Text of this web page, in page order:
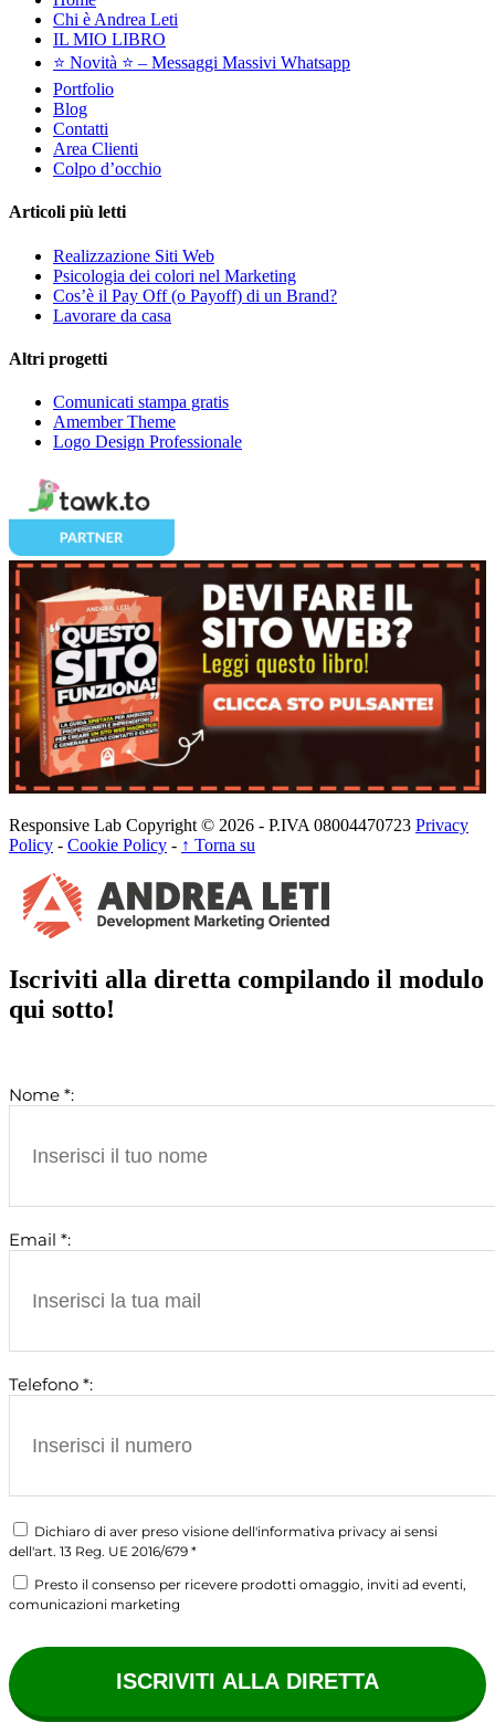
Chi è Andrea Leti
IL MIO LIBRO
⭐️ Novità ⭐️ – Messaggi Massivi Whatsapp
Portfolio
Blog
Contatti
Area Clienti
Colpo d’occhio
Articoli più letti
Realizzazione Siti Web
Psicologia dei colori nel Marketing
Cos’è il Pay Off (o Payoff) di un Brand?
Lavorare da casa
Altri progetti
Comunicati stampa gratis
Amember Theme
Logo Design Professionale
Responsive Lab Copyright © 2026 - P.IVA 08004470723 Privacy
Policy - Cookie Policy - ↑ Torna su
Iscriviti alla diretta compilando il modulo
qui sotto!
Nome *:
Email *:
Telefono *:
Dichiaro di aver preso visione dell'informativa privacy ai sensi
dell'art. 13 Reg. UE 2016/679 *
Presto il consenso per ricevere prodotti omaggio, inviti ad eventi,
comunicazioni marketing